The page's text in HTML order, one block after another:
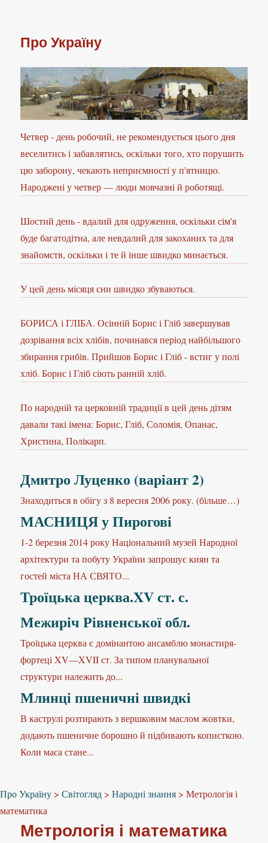
Про Україну
Четвер - день робочий, не рекомендується цього дня
веселитись і забавлятись, оскільки того, хто порушить
цю заборону, чекають неприємності у п'ятницю.
Народжені у четвер — люди мовчазні й роботящі.
Шостий день - вдалий для одруження, оскільки сім'я
буде багатодітна, але невдалий для закоханих та для
знайомств, оскільки і те й інше швидко минається.
У цей день місяця сни швидко збуваються.
БОРИСА і ГЛІБА. Осінній Борис і Гліб завершував
дозрівання всіх хлібів, починався період найбільшого
збирання грибів. Прийшов Борис і Гліб - встиг у полі
хліб. Борис і Гліб сіють ранній хліб.
По народній та церковній традиції в цей день дітям
давали такі імена: Борис, Гліб, Соломія, Опанас,
Христина, Полікарп.
Дмитро Луценко (варіант 2)
Знаходиться в обігу з 8 вересня 2006 року. (більше…)
МАСНИЦЯ у Пирогові
1-2 березня 2014 року Національний музей Народної
архітектури та побуту України запрошує киян та
гостей міста НА СВЯТО...
Троїцька церква.XV ст. с.
Межиріч Рівненської обл.
Троїцька церква є домінантою ансамблю монастиря-
фортеці XV—XVII ст. За типом планувальної
структури належить до...
Млинці пшеничні швидкі
В каструлі розтирають з вершковим маслом жовтки,
додають пшеничне борошно й підбивають кописткою.
Коли маса стане...
Про Україну > Світогляд > Народні знання > Метрологія і
математика
Метрологія і математика